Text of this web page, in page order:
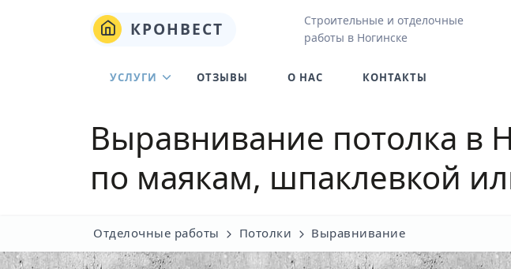
КРОНВЕСТ
Строительные и отделочные
работы в Ногинске
УСЛУГИ ОТЗЫВЫ О НАС КОНТАКТЫ
Выравнивание потолка в
по маякам, шпаклевкой
Отделочные работы Потолки Выравнивание